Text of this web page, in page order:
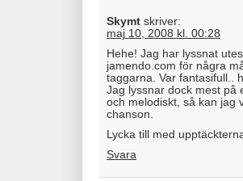
Skymt skriver:
maj 10, 2008 kl. 00:28
Hehe! Jag har lyssnat
jamendo.com för några
taggarna. Var fantasifull..
Jag lyssnar dock mest på
och melodiskt, så kan jag
chanson.
Lycka till med
Svara